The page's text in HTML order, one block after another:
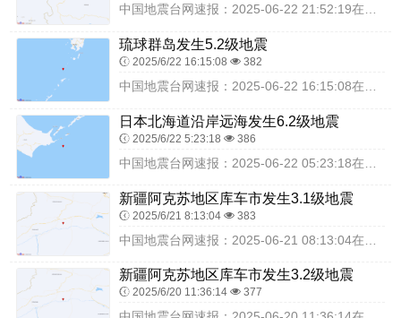
中国地震台网速报：2025-06-22 21:52:19在西藏阿里地区日土县（北纬34.50度，东经80.35度）发生3.8级地震，震源深度10千米，最终结果以...
琉球群岛发生5.2级地震
2025/6/22 16:15:08 382
日本北海道沿岸远海发生6.2级地震
2025/6/22 5:23:18 386
新疆阿克苏地区库车市发生3.1级地震
2025/6/21 8:13:04 383
新疆阿克苏地区库车市发生3.2级地震
2025/6/20 11:36:14 377